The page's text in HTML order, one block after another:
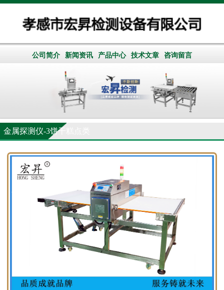
公司简介 新闻资讯 产品中心 技术文章 咨询留言
金属探测仪-3饼干糕点类